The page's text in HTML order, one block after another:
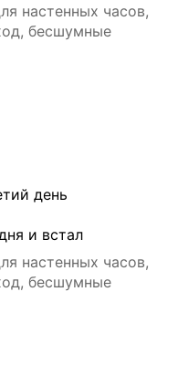
настенных часов,
бесшумные
день
и встал
настенных часов,
бесшумные